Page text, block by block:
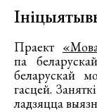
Праект
па
беларускай
гасцей.
ладзяцца